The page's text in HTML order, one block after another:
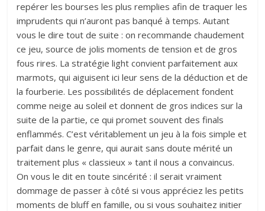
repérer les bourses les plus remplies afin de traquer les
imprudents qui n’auront pas banqué à temps. Autant
vous le dire tout de suite : on recommande chaudement
ce jeu, source de jolis moments de tension et de gros
fous rires. La stratégie light convient parfaitement aux
marmots, qui aiguisent ici leur sens de la déduction et de
la fourberie. Les possibilités de déplacement fondent
comme neige au soleil et donnent de gros indices sur la
suite de la partie, ce qui promet souvent des finals
enflammés. C’est véritablement un jeu à la fois simple et
parfait dans le genre, qui aurait sans doute mérité un
traitement plus « classieux » tant il nous a convaincus.
On vous le dit en toute sincérité : il serait vraiment
dommage de passer à côté si vous appréciez les petits
moments de bluff en famille, ou si vous souhaitez initier